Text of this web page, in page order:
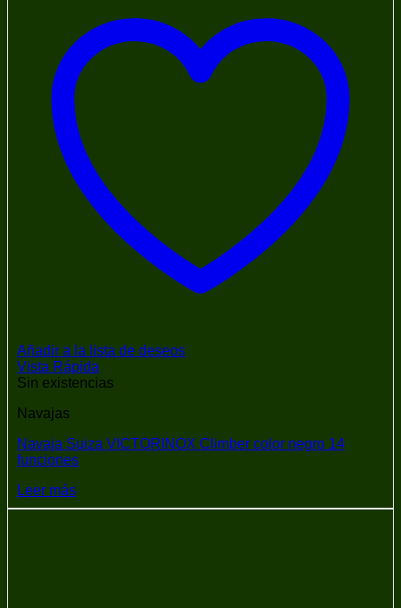
Añadir a la lista de deseos
Vista Rápida
Sin existencias
Navajas
Navaja Suiza VICTORINOX Climber color negro 14
funciones
Leer más